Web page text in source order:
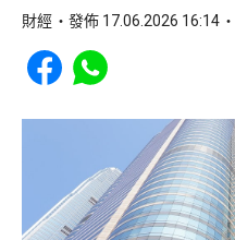
財經 發佈 17.06.2026 16:14
Share to Facebook
Share to WhatsApp